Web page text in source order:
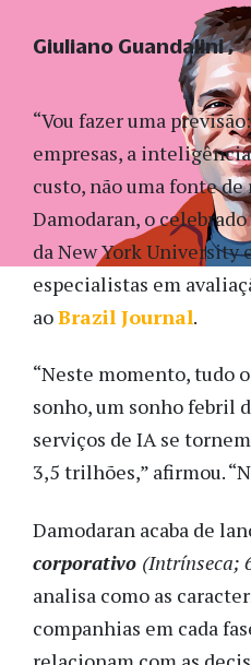
“Vou fazer uma
empresas, a
custo, não uma fonte
Damodaran, o
da New York University
especialistas em
aoBrazil Journal.
“Neste momento, tudo
sonho, um sonho febril
serviços de IA se
3,5 trilhões,” afirmou.
Damodaran acaba de
corporativo (Intrínseca;
analisa como as
companhias em cada
Giuliano Guandalini